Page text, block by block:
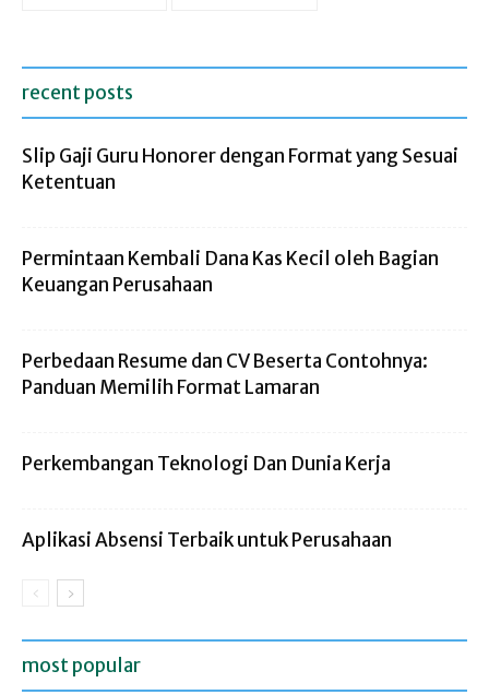
recent posts
Slip Gaji Guru Honorer dengan Format yang Sesuai
Ketentuan
Permintaan Kembali Dana Kas Kecil oleh Bagian
Keuangan Perusahaan
Perbedaan Resume dan CV Beserta Contohnya:
Panduan Memilih Format Lamaran
Perkembangan Teknologi Dan Dunia Kerja
Aplikasi Absensi Terbaik untuk Perusahaan
most popular